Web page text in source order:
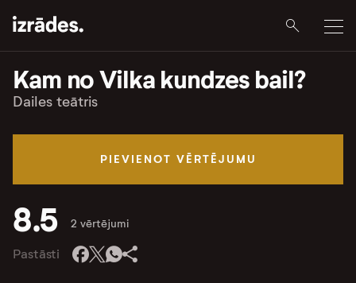
Kam no Vilka kundzes bail?
Dailes teātris
PIEVIENOT VĒRTĒJUMU
8.5 2 vērtējumi
Pastāsti